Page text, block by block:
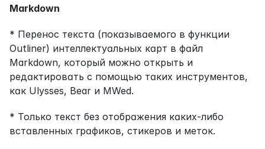
Markdown
* Перенос текста (показываемого в функции
Outliner) интеллектуальных карт в файл
Markdown, который можно открыть и
редактировать с помощью таких инструментов,
как Ulysses, Bear и MWed.
* Только текст без отображения каких-либо
вставленных графиков, стикеров и меток.